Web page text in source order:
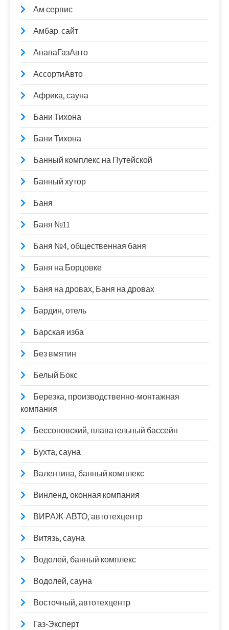
Ам сервис
Амбар. сайт
АнапаГазАвто
АссортиАвто
Африка, сауна
Бани Тихона
Бани Тихона
Банный комплекс на Путейской
Банный хутор
Баня
Баня №11
Баня №4, общественная баня
Баня на Борцовке
Баня на дровах, Баня на дровах
Бардин, отель
Барская изба
Без вмятин
Белый Бокс
Березка, производственно-монтажная
компания
Бессоновский, плавательный бассейн
Бухта, сауна
Валентина, банный комплекс
Винленд, оконная компания
ВИРАЖ-АВТО, автотехцентр
Витязь, сауна
Водолей, банный комплекс
Водолей, сауна
Восточный, автотехцентр
Газ-Эксперт